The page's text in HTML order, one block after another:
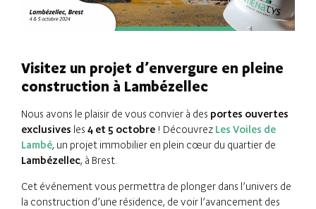
Visitez un projet d’envergure en pleine
construction à Lambézellec
Nous avons le plaisir de vous convier à des portes ouvertes
exclusives les 4 et 5 octobre ! Découvrez Les Voiles de
Lambé, un projet immobilier en plein cœur du quartier de
Lambézellec, à Brest.
Cet événement vous permettra de plonger dans l’univers de
la construction d’une résidence, de voir l’avancement des